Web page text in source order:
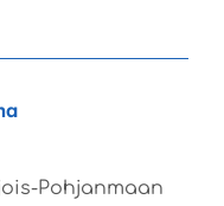
Pohjanmaan